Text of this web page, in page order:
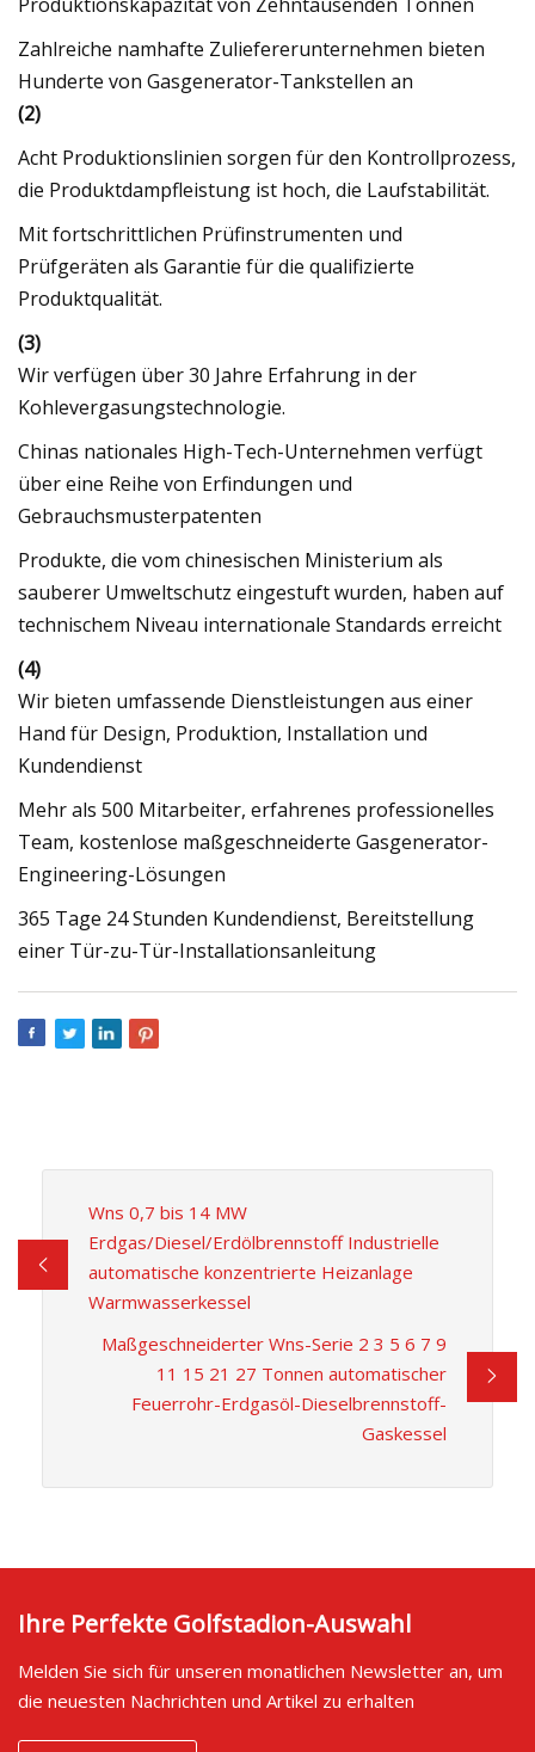
Zahlreiche namhafte Zuliefererunternehmen bieten
Hunderte von Gasgenerator-Tankstellen an
(2)
Acht Produktionslinien sorgen für den Kontrollprozess,
die Produktdampfleistung ist hoch, die Laufstabilität.
Mit fortschrittlichen Prüfinstrumenten und
Prüfgeräten als Garantie für die qualifizierte
Produktqualität.
(3)
Wir verfügen über 30 Jahre Erfahrung in der
Kohlevergasungstechnologie.
Chinas nationales High-Tech-Unternehmen verfügt
über eine Reihe von Erfindungen und
Gebrauchsmusterpatenten
Produkte, die vom chinesischen Ministerium als
sauberer Umweltschutz eingestuft wurden, haben auf
technischem Niveau internationale Standards erreicht
(4)
Wir bieten umfassende Dienstleistungen aus einer
Hand für Design, Produktion, Installation und
Kundendienst
Mehr als 500 Mitarbeiter, erfahrenes professionelles
Team, kostenlose maßgeschneiderte Gasgenerator-
Engineering-Lösungen
365 Tage 24 Stunden Kundendienst, Bereitstellung
einer Tür-zu-Tür-Installationsanleitung
Wns 0,7 bis 14 MW
Erdgas/Diesel/Erdölbrennstoff Industrielle
automatische konzentrierte Heizanlage
Warmwasserkessel
Maßgeschneiderter Wns-Serie 2 3 5 6 7 9
11 15 21 27 Tonnen automatischer
Feuerrohr-Erdgasöl-Dieselbrennstoff-
Gaskessel
Ihre Perfekte Golfstadion-Auswahl
Melden Sie sich für unseren monatlichen Newsletter an, um
die neuesten Nachrichten und Artikel zu erhalten